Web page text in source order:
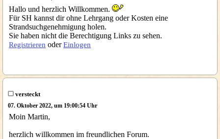
Hallo und herzlich Willkommen.
Für SH kannst dir ohne Lehrgang oder Kosten eine
Strandsuchgenehmigung holen.
Sie haben nicht die Berechtigung Links zu sehen.
Registrieren oderEinlogen
versteckt
07. Oktober 2022, um 19:00:54 Uhr
Moin Martin,
herzlich willkommen im freundlichen Forum.